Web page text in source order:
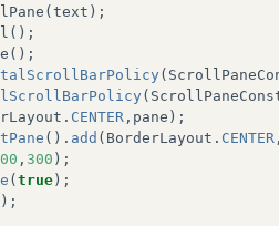
"conexão estabelecida na
();
( text );
();
();
(
(
. CENTER , pane );
(). add ( BorderLayout . CENTER
, 300 );
( true );